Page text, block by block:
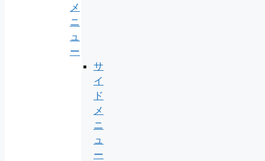
メ
ニ
ュ
ー
サ
イ
ド
メ
ニ
ュ
ー